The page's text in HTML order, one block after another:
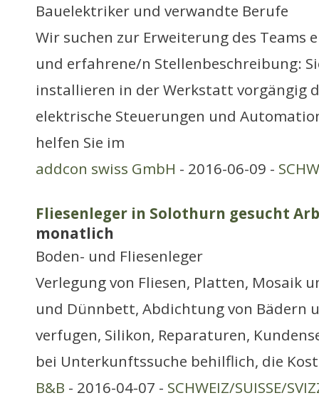
Bauelektriker und verwandte Berufe
Wir suchen zur Erweiterung des Teams
und erfahrene/n Stellenbeschreibung:
installieren in der Werkstatt vorgängig
elektrische Steuerungen und
helfen Sie im
addcon swiss GmbH - 2016-06-09 -
Fliesenleger in Solothurn gesucht
monatlich
Boden- und Fliesenleger
Verlegung von Fliesen, Platten, Mosaik
und Dünnbett, Abdichtung von Bädern
verfugen, Silikon, Reparaturen,
bei Unterkunftssuche behilflich, die
B&B - 2016-04-07 - SCHWEIZ/SUISSE/